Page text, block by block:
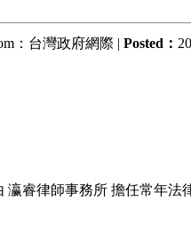
：台灣政府網際 | Posted：
瀛睿律師事務所 擔任常年法